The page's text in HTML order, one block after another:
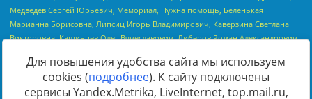
Источник:https://minjust.gov.ru/uploaded/files/reestr-
Для повышения удобства сайта мы используем
cookies (подробнее). К сайту подключены
сервисы Yandex.Metrika, LiveInternet, top.mail.ru,